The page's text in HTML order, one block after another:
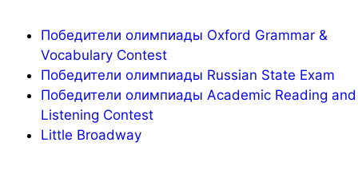
Победители олимпиады Oxford Grammar &
Vocabulary Contest
Победители олимпиады Russian State Exam
Победители олимпиады Academic Reading and
Listening Contest
Little Broadway